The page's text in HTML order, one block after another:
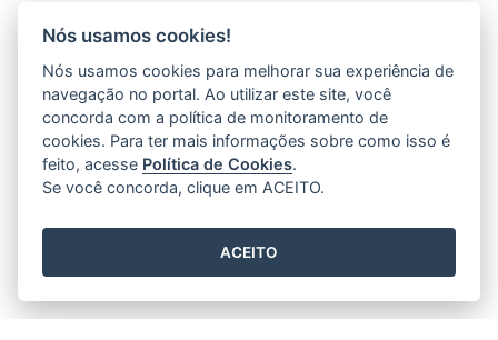
Nós usamos cookies!
Nós usamos cookies para melhorar sua experiência de
navegação no portal. Ao utilizar este site, você
concorda com a política de monitoramento de
cookies. Para ter mais informações sobre como isso é
feito, acesse Política de Cookies.
Se você concorda, clique em ACEITO.
ACEITO